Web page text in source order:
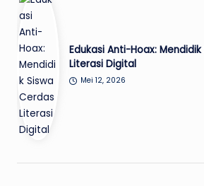
Edukasi Anti-Hoax:
Literasi Digital
Mei 12, 2026